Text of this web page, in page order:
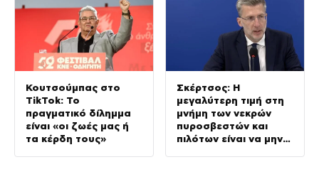
Κουτσούμπας στο
TikTok: Το
πραγματικό δίλημμα
είναι «οι ζωές μας ή
τα κέρδη τους»
Σκέρτσος: Η
μεγαλύτερη τιμή στη
μνήμη των νεκρών
πυροσβεστών και
πιλότων είναι να μην